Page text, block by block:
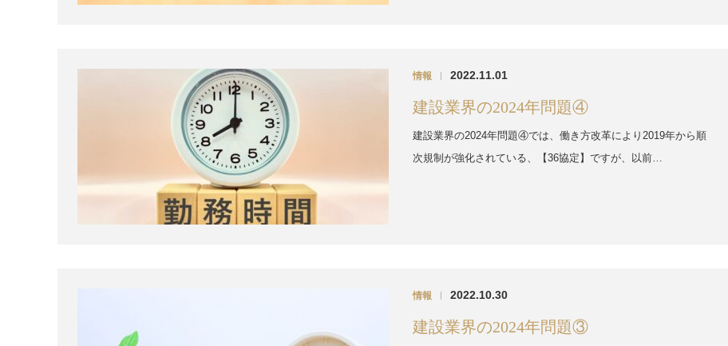
情報 | 2022.11.01
建設業界の2024年問題④
建設業界の2024年問題④では、働き方改革により2019年から順
次規制が強化されている、【36協定】ですが、以前…
情報 | 2022.10.30
建設業界の2024年問題③